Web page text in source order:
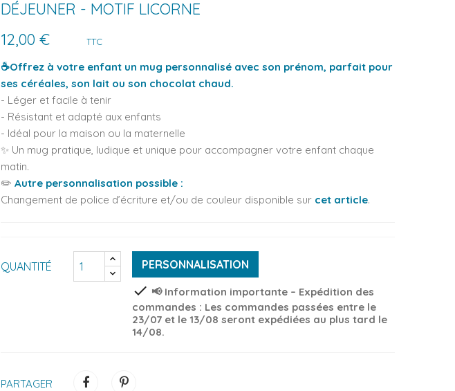
DÉJEUNER - MOTIF LICORNE
12,00 €
TTC
☕Offrez à votre enfant un mug personnalisé avec son prénom, parfait pour
ses céréales, son lait ou son chocolat chaud.
- Léger et facile à tenir
- Résistant et adapté aux enfants
- Idéal pour la maison ou la maternelle
✨ Un mug pratique, ludique et unique pour accompagner votre enfant chaque
matin.
✏️ Autre personnalisation possible :
Changement de police d’écriture et/ou de couleur disponible sur cet article.
QUANTITÉ PERSONNALISATION
check 📢 Information importante – Expédition des
commandes : Les commandes passées entre le
23/07 et le 13/08 seront expédiées au plus tard le
14/08.
PARTAGER